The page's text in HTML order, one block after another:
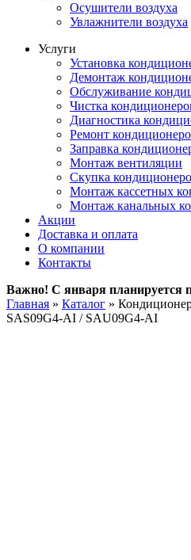
Осушители воздуха
Увлажнители воздуха
Услуги
Установка
Демонтаж
Обслуживание
Чистка
Диагностика
Ремонт
Заправка
Монтаж вентиляции
Скупка
Монтаж кассетных
Монтаж канальных
Акции
Доставка и оплата
О компании
Контакты
Важно! С января планируется
Главная » Каталог »
SAS09G4-AI / SAU09G4-AI